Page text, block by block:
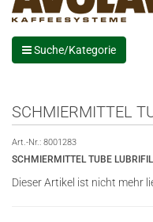
Suche/Kategorie
SCHMIERMITTEL
Art.-Nr.: 8001283
SCHMIERMITTEL TUBE
Dieser Artikel ist nicht mehr